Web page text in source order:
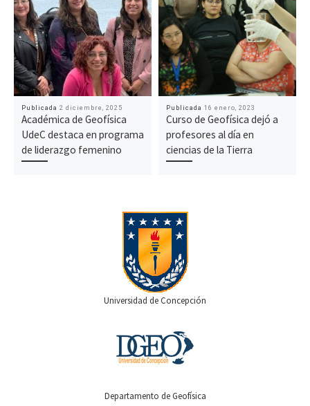
Publicada 2 diciembre, 2025
Académica de Geofísica
UdeC destaca en programa
de liderazgo femenino
Publicada 16 enero, 2023
Curso de Geofísica dejó a
profesores al día en
ciencias de la Tierra
Universidad de Concepción
Departamento de Geofísica